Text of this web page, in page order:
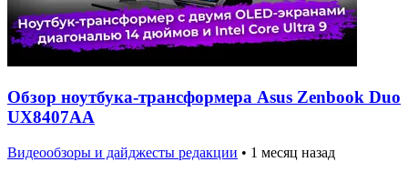
Обзор ноутбука-трансформера Asus Zenbook Duo
UX8407AA
Видеообзоры и дайджесты редакции • 1 месяц назад